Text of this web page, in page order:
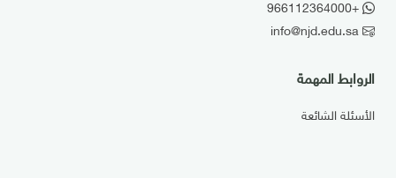
+966112364000
info@njd.edu.sa
الروابط المهمة
الأسئلة الشائعة